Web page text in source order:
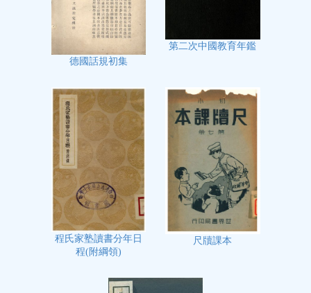
德國話規初集
第二次中國教育年鑑
程氏家塾讀書分年日
程(附綱領)
尺牘課本